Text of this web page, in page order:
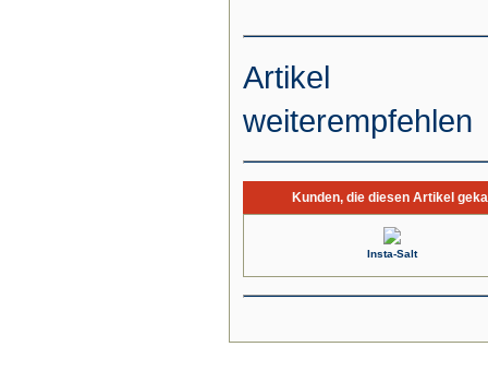
Artikel
weiterempfehlen
Kunden, die diesen Artikel
Insta-Salt